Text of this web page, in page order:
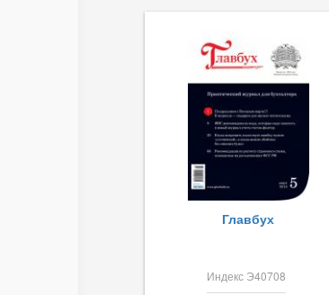
Главбух
Индекс Э40708